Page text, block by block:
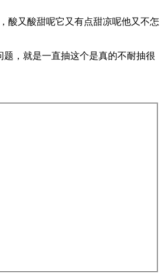
酸又酸甜呢它又有点甜凉呢他又不怎
，就是一直抽这个是真的不耐抽很